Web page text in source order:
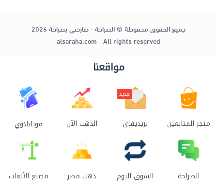
جميع الحقوق محفوظة © الصراحة - صارحني بصراحة 2026
alsaraha.com - All rights reserved